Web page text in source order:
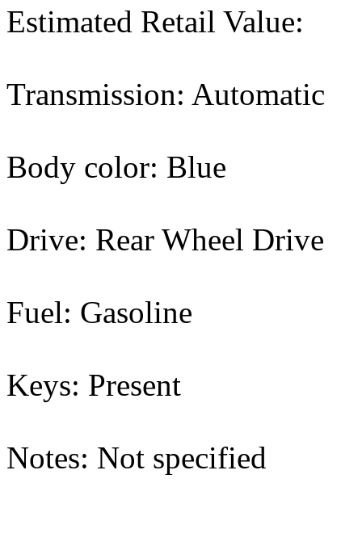
Estimated Retail Value:
Transmission: Automatic
Body color: Blue
Drive: Rear Wheel Drive
Fuel: Gasoline
Keys: Present
Notes: Not specified